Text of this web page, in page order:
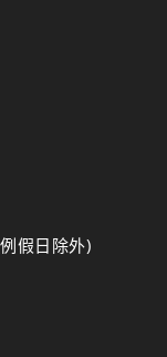
假日除外)